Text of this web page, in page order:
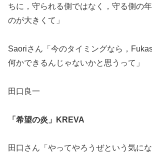
ちに，守られる側ではなく，守る側の
のが大きくて」
Saoriさん「今のタイミングなら，
何かできるんじゃないかと思うって」
田口良一
「希望の炎」KREVA
田口さん「やってやろうぜという気にな